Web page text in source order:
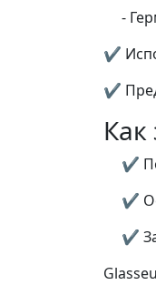
-
✔
✔
Как
✔
✔
✔